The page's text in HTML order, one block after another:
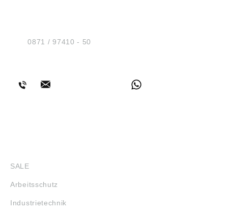
Tel.:0871 / 97410 - 50
SALE
Arbeitsschutz
Industrietechnik